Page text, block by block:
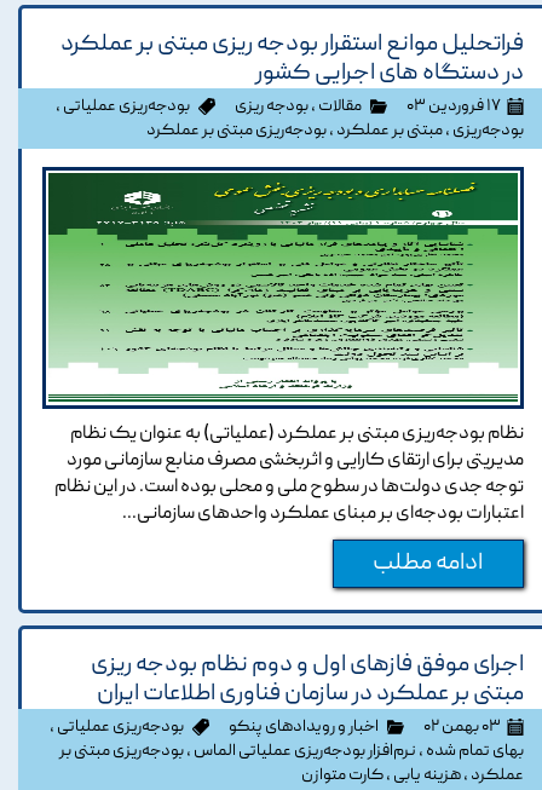
فراتحلیل موانع استقرار بودجه ریزی مبتنی بر عملکرد
در دستگاه های اجرایی کشور
۱۷ فروردین ۰۳ مقالات ،بودجه ریزی بودجه‌ریزی عملیاتی ،
بودجه‌ریزی ،مبتنی بر عملکرد ،بودجه‌ریزی مبتنی بر عملکرد
نظام بودجه‌ریزی مبتنی بر عملکرد (عملیاتی) به عنوان یک نظام
مدیریتی برای ارتقای کارایی و اثربخشی مصرف منابع سازمانی مورد
توجه جدی دولت‌ها در سطوح ملی و محلی بوده است. در این نظام
اعتبارات بودجه‌ای بر مبنای عملکرد واحدهای سازمانی...
ادامه مطلب
اجرای موفق فازهای اول و دوم نظام بودجه ریزی
مبتنی بر عملکرد در سازمان فناوری اطلاعات ایران
۰۳ بهمن ۰۲ اخبار و رویدادهای پنکو بودجه‌ریزی عملیاتی ،
بهای تمام شده ، نرم‌افزار بودجه‌ریزی عملیاتی الماس ،بودجه‌ریزی مبتنی بر
عملکرد ،هزینه یابی ،کارت متوازن